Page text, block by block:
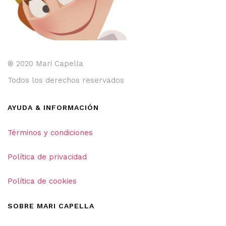
® 2020 Mari Capella
Todos los derechos reservados
AYUDA & INFORMACIÓN
Términos y condiciones
Política de privacidad
Política de cookies
SOBRE MARI CAPELLA